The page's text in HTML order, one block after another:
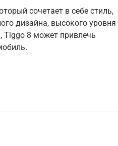
сочетает в себе стиль,
дизайна, высокого уровня
Tiggo 8 может привлечь